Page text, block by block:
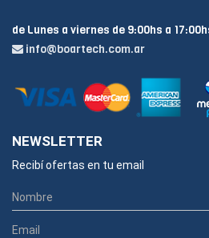
de Lunes a viernes de 9:00hs a
info@boartech.com.ar
NEWSLETTER
Recibí ofertas en tu email